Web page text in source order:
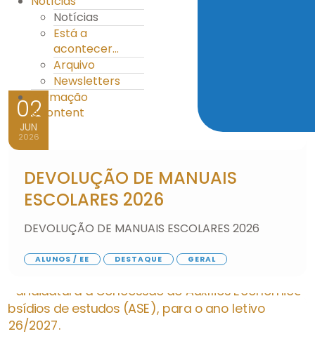
Notícias
Está a
acontecer...
Arquivo
Newsletters
Formação
eContent
02
JUN
2026
DEVOLUÇÃO DE MANUAIS
ESCOLARES 2026
DEVOLUÇÃO DE MANUAIS ESCOLARES 2026
ALUNOS / EE DESTAQUE GERAL